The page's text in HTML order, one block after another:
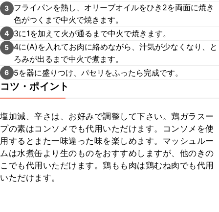
3
フライパンを熱し、オリーブオイルをひき2を両面に焼き
色がつくまで中火で焼きます。
4 3に1を加えて火が通るまで中火で焼きます。
5
4に(A)を入れてお肉に絡めながら、汁気が少なくなり、と
ろみが出るまで中火で煮ます。
6 5を器に盛りつけ、パセリをふったら完成です。
コツ・ポイント
塩加減、辛さは、お好みで調整して下さい。鶏ガラスー
プの素はコンソメでも代用いただけます。コンソメを使
用するとまた一味違った味を楽しめます。マッシュルー
ムは水煮缶より生のものをおすすめしますが、他のきの
こでも代用いただけます。鶏もも肉は鶏むね肉でも代用
いただけます。